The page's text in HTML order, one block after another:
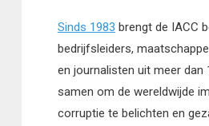
Sinds 1983 brengt de IACC
bedrijfsleiders,
en journalisten uit meer dan
samen om de wereldwijde
corruptie te belichten en